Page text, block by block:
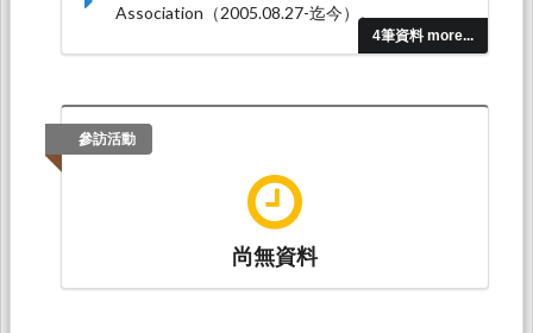
4筆資料 more...
Association（2005.08.27-迄今）。
參訪活動
尚無資料